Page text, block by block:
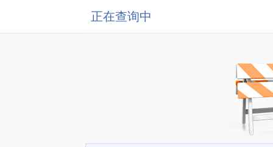
正在查询中